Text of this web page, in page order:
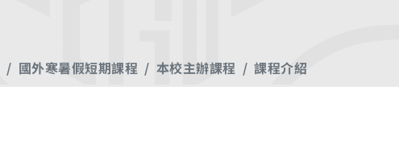
國外寒暑假短期課程 本校主辦課程 課程介紹